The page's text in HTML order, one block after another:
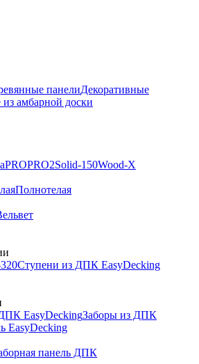
панелиДекоративные
амбарной доски
PROPRO2Solid-150Wood-X
Полнотелая
Ступени из ДПК EasyDecking
EasyDeckingЗаборы из ДПК
EasyDecking
панель ДПК